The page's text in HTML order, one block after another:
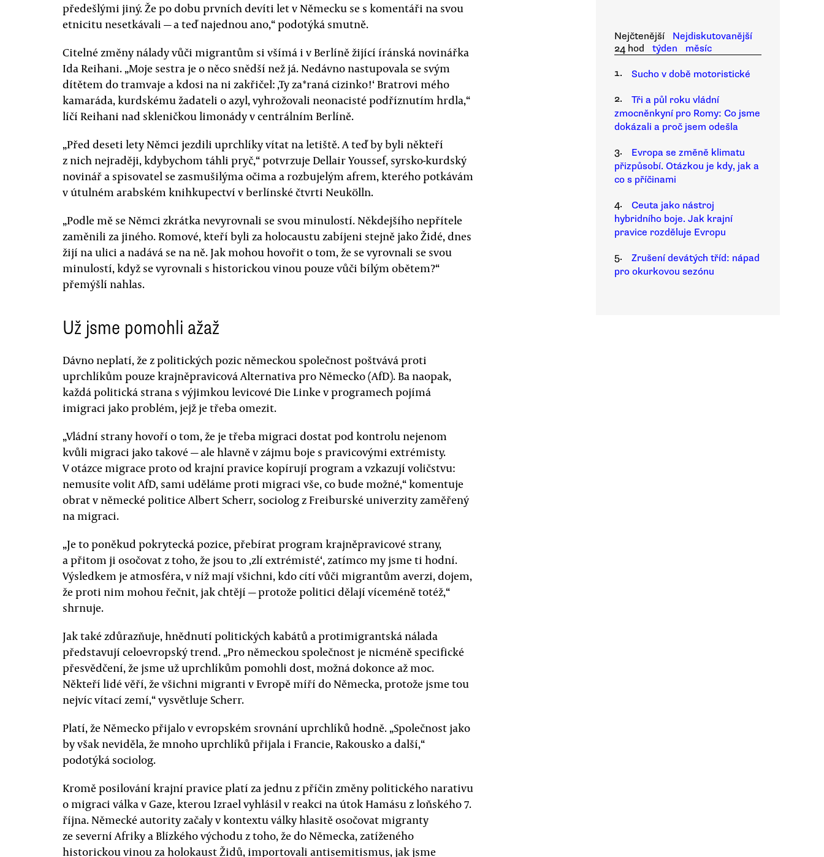
předešlými jiný. Že po dobu prvních devíti let v Německu se s komentáři na svou
etnicitu nesetkávali — a teď najednou ano,“ podotýká smutně.
Citelné změny nálady vůči migrantům si všímá i v Berlíně žijící íránská novinářka
Ida Reihani. „Moje sestra je o něco snědší než já. Nedávno nastupovala se svým
dítětem do tramvaje a kdosi na ni zakřičel: ‚Ty za*raná cizinko!‘ Bratrovi mého
kamaráda, kurdskému žadateli o azyl, vyhrožovali neonacisté podříznutím hrdla,“
líčí Reihani nad skleničkou limonády v centrálním Berlíně.
„Před deseti lety Němci jezdili uprchlíky vítat na letiště. A teď by byli někteří
z nich nejraději, kdybychom táhli pryč,“ potvrzuje Dellair Youssef, syrsko-kurdský
novinář a spisovatel se zasmušilýma očima a rozbujelým afrem, kterého potkávám
v útulném arabském knihkupectví v berlínské čtvrti Neukölln.
„Podle mě se Němci zkrátka nevyrovnali se svou minulostí. Někdejšího nepřítele
zaměnili za jiného. Romové, kteří byli za holocaustu zabíjeni stejně jako Židé, dnes
žijí na ulici a nadává se na ně. Jak mohou hovořit o tom, že se vyrovnali se svou
minulostí, když se vyrovnali s historickou vinou pouze vůči bílým obětem?“
přemýšlí nahlas.
Už jsme pomohli ažaž
Dávno neplatí, že z politických pozic německou společnost poštvává proti
uprchlíkům pouze krajněpravicová Alternativa pro Německo (AfD). Ba naopak,
každá politická strana s výjimkou levicové Die Linke v programech pojímá
imigraci jako problém, jejž je třeba omezit.
„Vládní strany hovoří o tom, že je třeba migraci dostat pod kontrolu nejenom
kvůli migraci jako takové — ale hlavně v zájmu boje s pravicovými extrémisty.
V otázce migrace proto od krajní pravice kopírují program a vzkazují voličstvu:
nemusíte volit AfD, sami uděláme proti migraci vše, co bude možné,“ komentuje
obrat v německé politice Albert Scherr, sociolog z Freiburské univerzity zaměřený
na migraci.
„Je to poněkud pokrytecká pozice, přebírat program krajněpravicové strany,
a přitom ji osočovat z toho, že jsou to ‚zlí extrémisté‘, zatímco my jsme ti hodní.
Výsledkem je atmosféra, v níž mají všichni, kdo cítí vůči migrantům averzi, dojem,
že proti nim mohou řečnit, jak chtějí — protože politici dělají víceméně totéž,“
shrnuje.
Jak také zdůrazňuje, hnědnutí politických kabátů a protimigrantská nálada
představují celoevropský trend. „Pro německou společnost je nicméně specifické
přesvědčení, že jsme už uprchlíkům pomohli dost, možná dokonce až moc.
Někteří lidé věří, že všichni migranti v Evropě míří do Německa, protože jsme tou
nejvíc vítací zemí,“ vysvětluje Scherr.
Platí, že Německo přijalo v evropském srovnání uprchlíků hodně. „Společnost jako
by však neviděla, že mnoho uprchlíků přijala i Francie, Rakousko a další,“
podotýká sociolog.
Kromě posilování krajní pravice platí za jednu z příčin změny politického narativu
o migraci válka v Gaze, kterou Izrael vyhlásil v reakci na útok Hamásu z loňského 7.
října. Německé autority začaly v kontextu války hlasitě osočovat migranty
ze severní Afriky a Blízkého východu z toho, že do Německa, zatíženého
historickou vinou za holokaust Židů, importovali antisemitismus, jak jsme
Nejčtenější
Nejdiskutovanější
24 hod
týden
měsíc
1.
Sucho v době motoristické
2.
Tři a půl roku vládní
zmocněnkyní pro Romy: Co jsme
dokázali a proč jsem odešla
3.
Evropa se změně klimatu
přizpůsobí. Otázkou je kdy, jak a
co s příčinami
4.
Ceuta jako nástroj
hybridního boje. Jak krajní
pravice rozděluje Evropu
5.
Zrušení devátých tříd: nápad
pro okurkovou sezónu